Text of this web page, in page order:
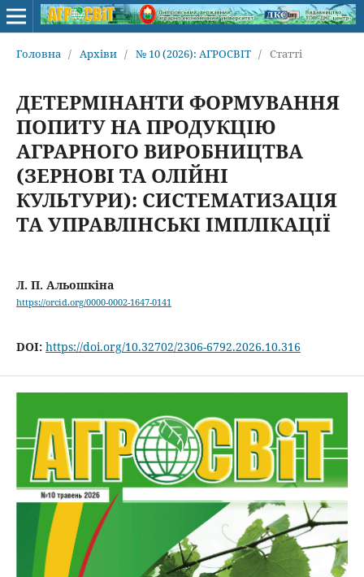
Головна / Архіви / № 10 (2026): АГРОСВІТ / Статті
ДЕТЕРМІНАНТИ ФОРМУВАННЯ
ПОПИТУ НА ПРОДУКЦІЮ
АГРАРНОГО ВИРОБНИЦТВА
(ЗЕРНОВІ ТА ОЛІЙНІ
КУЛЬТУРИ): СИСТЕМАТИЗАЦІЯ
ТА УПРАВЛІНСЬКІ ІМПЛІКАЦІЇ
Л. П. Альошкіна
https://orcid.org/0000-0002-1647-0141
DOI: https://doi.org/10.32702/2306-6792.2026.10.316